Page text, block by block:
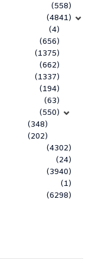
(558)
(4841)
(4)
(656)
(1375)
(662)
(1337)
(194)
(63)
(550)
(348)
(202)
(4302)
(24)
(3940)
(1)
(6298)